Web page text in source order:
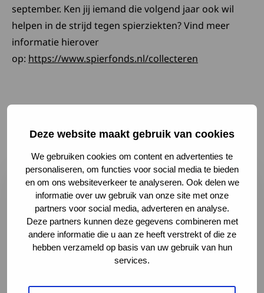
Deze website maakt gebruik van cookies
We gebruiken cookies om content en advertenties te
personaliseren, om functies voor social media te bieden
en om ons websiteverkeer te analyseren. Ook delen we
informatie over uw gebruik van onze site met onze
partners voor social media, adverteren en analyse.
Deze partners kunnen deze gegevens combineren met
andere informatie die u aan ze heeft verstrekt of die ze
hebben verzameld op basis van uw gebruik van hun
services.
september. Ken jij iemand die volgend jaar ook wil
helpen in de strijd tegen spierziekten? Vind meer
informatie hierover
op: https://www.spierfonds.nl/collecteren
ontwikkelingen
Lees meer over Samen maken we het verschil: deel je